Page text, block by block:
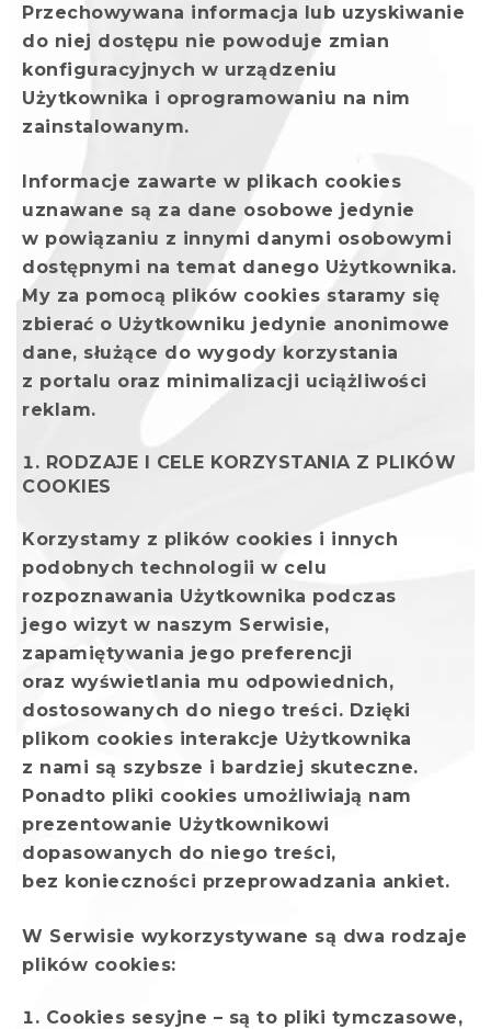
Przechowywana informacja lub uzyskiwanie
do niej dostępu nie powoduje zmian
konfiguracyjnych w urządzeniu
Użytkownika i oprogramowaniu na nim
zainstalowanym.
Informacje zawarte w plikach cookies
uznawane są za dane osobowe jedynie
w powiązaniu z innymi danymi osobowymi
dostępnymi na temat danego Użytkownika.
My za pomocą plików cookies staramy się
zbierać o Użytkowniku jedynie anonimowe
dane, służące do wygody korzystania
z portalu oraz minimalizacji uciążliwości
reklam.
RODZAJE I CELE KORZYSTANIA Z PLIKÓW
COOKIES
Korzystamy z plików cookies i innych
podobnych technologii w celu
rozpoznawania Użytkownika podczas
jego wizyt w naszym Serwisie,
zapamiętywania jego preferencji
oraz wyświetlania mu odpowiednich,
dostosowanych do niego treści. Dzięki
plikom cookies interakcje Użytkownika
z nami są szybsze i bardziej skuteczne.
Ponadto pliki cookies umożliwiają nam
prezentowanie Użytkownikowi
dopasowanych do niego treści,
bez konieczności przeprowadzania ankiet.
W Serwisie wykorzystywane są dwa rodzaje
plików cookies:
Cookies sesyjne – są to pliki tymczasowe,